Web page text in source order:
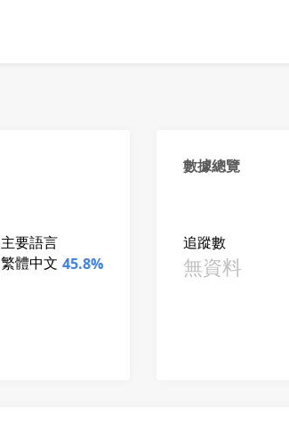
主要語言
繁體中文 45.8%
數據總覽
追蹤數
無資料